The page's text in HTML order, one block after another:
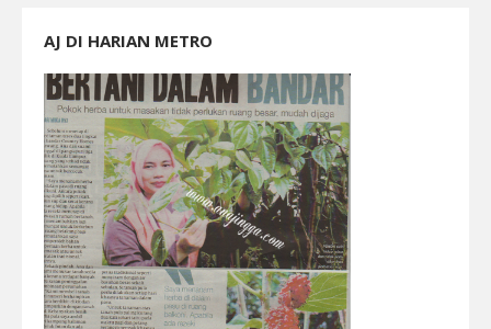
AJ DI HARIAN METRO